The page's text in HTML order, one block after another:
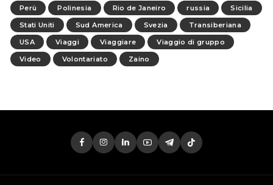
Perù
Polinesia Rio de Janeiro russia
Sicilia
Stati Uniti
Sud America Svezia
Transiberiana
USA
Viaggi Viaggiare
Viaggio di gruppo
Video
Volontariato Zaino